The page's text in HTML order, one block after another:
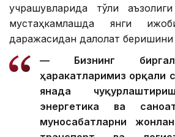
учрашувларида тўлиқ
мустаҳкамлашда янги
даражасидан далолат беришини
— Бизнинг
ҳаракатларимиз орқали
янада
энергетика ва
муносабатларни